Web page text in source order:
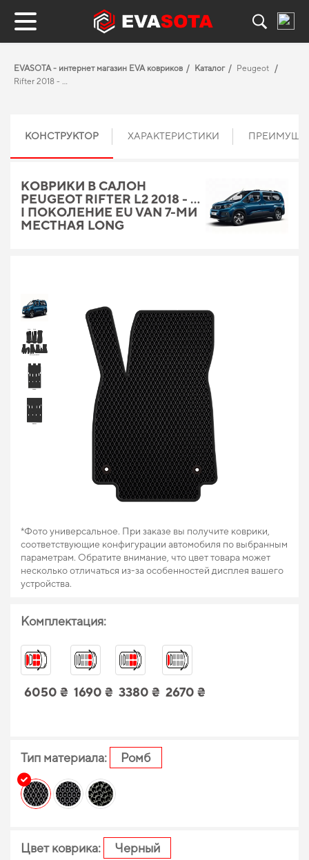
EVASOTA - интернет магазин EVA ковриков Каталог
Peugeot
Rifter 2018 - …
КОНСТРУКТОР ХАРАКТЕРИСТИКИ
КОВРИКИ В САЛОН
PEUGEOT RIFTER L2 2018 - …
I ПОКОЛЕНИЕ EU VAN 7-МИ
МЕСТНАЯ LONG
*Фото универсальное. При заказе вы получите коврики,
соответствующие конфигурации автомобиля по выбранным
параметрам. Обратите внимание, что цвет товара может
несколько отличаться из-за особенностей дисплея вашего
устройства.
Комплектация:
6050 ₴ 1690 ₴ 3380 ₴ 2670 ₴
Тип материала: Ромб
Цвет коврика: Черный